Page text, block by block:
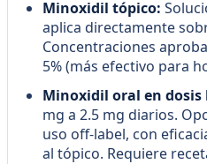
Minoxidil tópico:
aplica directamente
Concentraciones
5% (más efectivo para
Minoxidil oral en dosis
mg a 2.5 mg diarios.
uso off-label, con
al tópico. Requiere